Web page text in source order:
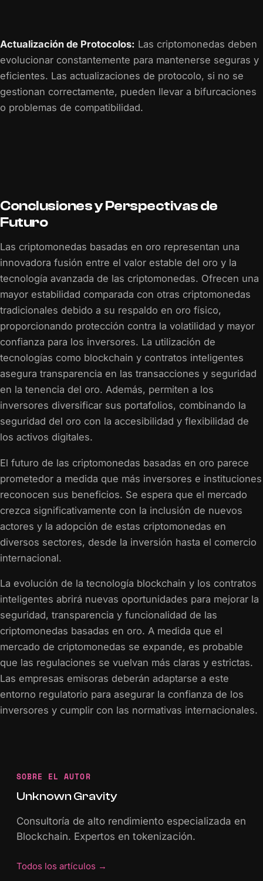
Actualización de Protocolos: Las criptomonedas deben
evolucionar constantemente para mantenerse seguras y
eficientes. Las actualizaciones de protocolo, si no se
gestionan correctamente, pueden llevar a bifurcaciones
o problemas de compatibilidad.
Conclusiones y Perspectivas de
Futuro
Las criptomonedas basadas en oro representan una
innovadora fusión entre el valor estable del oro y la
tecnología avanzada de las criptomonedas. Ofrecen una
mayor estabilidad comparada con otras criptomonedas
tradicionales debido a su respaldo en oro físico,
proporcionando protección contra la volatilidad y mayor
confianza para los inversores. La utilización de
tecnologías como blockchain y contratos inteligentes
asegura transparencia en las transacciones y seguridad
en la tenencia del oro. Además, permiten a los
inversores diversificar sus portafolios, combinando la
seguridad del oro con la accesibilidad y flexibilidad de
los activos digitales.
El futuro de las criptomonedas basadas en oro parece
prometedor a medida que más inversores e instituciones
reconocen sus beneficios. Se espera que el mercado
crezca significativamente con la inclusión de nuevos
actores y la adopción de estas criptomonedas en
diversos sectores, desde la inversión hasta el comercio
internacional.
La evolución de la tecnología blockchain y los contratos
inteligentes abrirá nuevas oportunidades para mejorar la
seguridad, transparencia y funcionalidad de las
criptomonedas basadas en oro. A medida que el
mercado de criptomonedas se expande, es probable
que las regulaciones se vuelvan más claras y estrictas.
Las empresas emisoras deberán adaptarse a este
entorno regulatorio para asegurar la confianza de los
inversores y cumplir con las normativas internacionales.
SOBRE EL AUTOR
Unknown Gravity
Consultoría de alto rendimiento especializada en
Blockchain. Expertos en tokenización.
Todos los artículos →